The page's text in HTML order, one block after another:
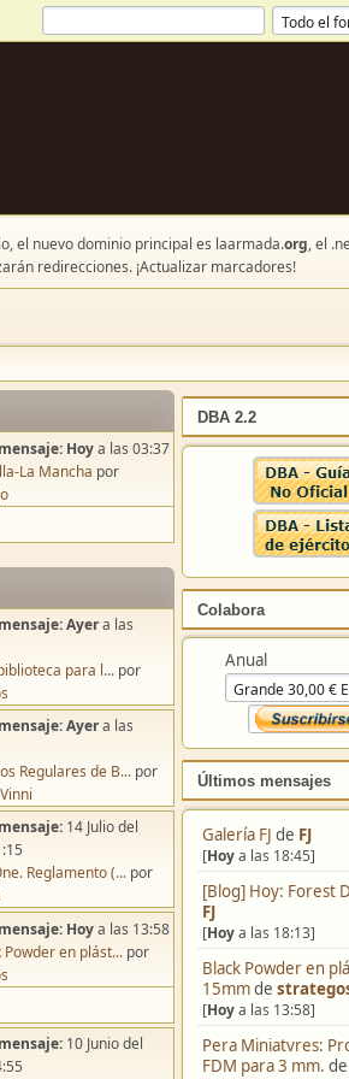
el nuevo dominio principal es laarmada.org, el
redirecciones. ¡Actualizar marcadores!
DBA 2.2
Colabora
Anual
Últimos mensajes
Galería FJ de FJ
[Hoya las 18:45]
[Blog] Hoy: Forest
FJ
[Hoya las 18:13]
Black Powder en
15mmde
[Hoya las 13:58]
Pera Miniatvres:
FDM para 3 mm. de
Hoya las 03:37
La Mancha por
Ayera las
para l... por
Ayera las
Regulares de B... por
14 Julio del
Reglamento (... por
Hoya las 13:58
Powder en plást... por
10 Junio del